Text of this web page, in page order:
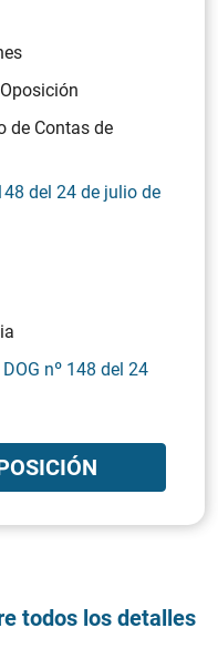
de Contas de
del 24 de julio de
DOG nº 148 del 24
todos los detalles